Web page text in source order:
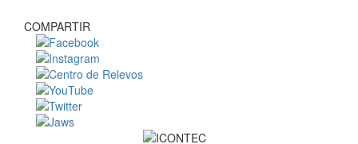
COMPARTIR